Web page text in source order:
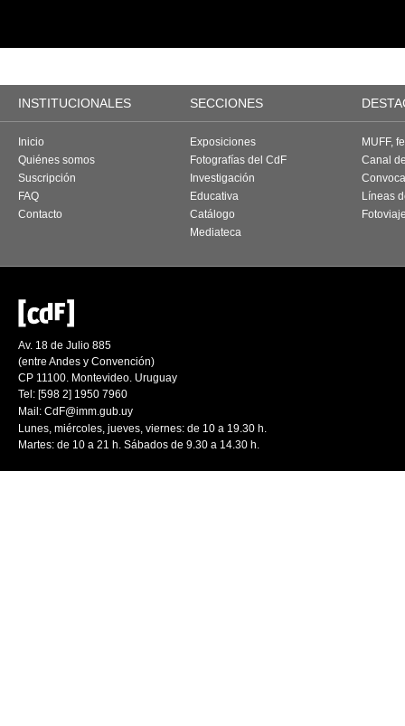
INSTITUCIONALES SECCIONES
Inicio
Quiénes somos
Suscripción
FAQ
Contacto
Exposiciones
Fotografías del CdF
Investigación
Educativa
Catálogo
Mediateca
MUFF,
Canal
Líneas
Av. 18 de Julio 885
(entre Andes y Convención)
CP 11100. Montevideo. Uruguay
Tel: [598 2] 1950 7960
Mail: CdF@imm.gub.uy
Lunes, miércoles, jueves, viernes: de 10 a 19.30 h.
Martes: de 10 a 21 h. Sábados de 9.30 a 14.30 h.